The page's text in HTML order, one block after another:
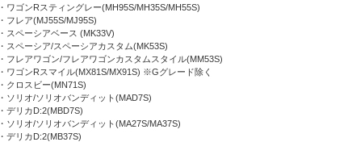
・ワゴンRスティングレー(MH95S/MH35S/MH55S)
・フレア(MJ55S/MJ95S)
・スペーシアベース (MK33V)
・スペーシア/スペーシアカスタム(MK53S)
・フレアワゴン/フレアワゴンカスタムスタイル(MM53S)
・ワゴンRスマイル(MX81S/MX91S) ※Gグレード除く
・クロスビー(MN71S)
・ソリオ/ソリオバンディット(MAD7S)
・デリカD:2(MBD7S)
・ソリオ/ソリオバンディット(MA27S/MA37S)
・デリカD:2(MB37S)